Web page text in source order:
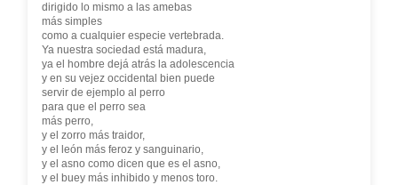
dirigido lo mismo a las amebas
más simples
como a cualquier especie vertebrada.
Ya nuestra sociedad está madura,
ya el hombre dejá atrás la adolescencia
y en su vejez occidental bien puede
servir de ejemplo al perro
para que el perro sea
más perro,
y el zorro más traidor,
y el león más feroz y sanguinario,
y el asno como dicen que es el asno,
y el buey más inhibido y menos toro.